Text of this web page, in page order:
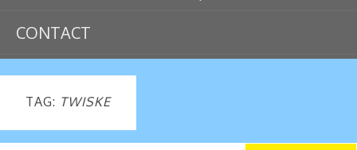
CONTACT
TAG: TWISKE